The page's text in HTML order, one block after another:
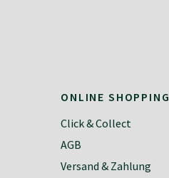
ONLINE SHOPPING
Click & Collect
AGB
Versand & Zahlung